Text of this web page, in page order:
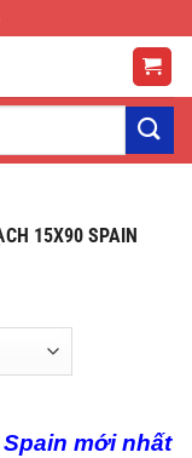
15X90 SPAIN
mới nhất